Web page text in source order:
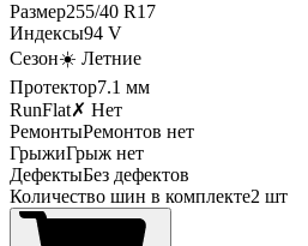
Размер255/40 R17
Индексы94 V
Сезон☀️ Летние
Протектор7.1 мм
RunFlat✗ Нет
РемонтыРемонтов нет
ГрыжиГрыж нет
ДефектыБез дефектов
Количество шин в комплекте2 шт